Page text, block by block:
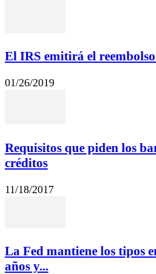
El IRS emitirá el
01/26/2019
Requisitos que piden los
créditos
11/18/2017
La Fed mantiene los tipos
años y...